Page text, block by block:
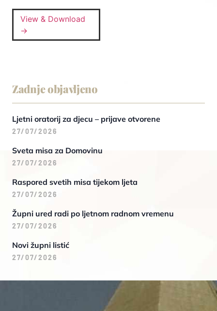
View & Download
→
Zadnje objavljeno
Ljetni oratorij za djecu – prijave otvorene
27/07/2026
Sveta misa za Domovinu
27/07/2026
Raspored svetih misa tijekom ljeta
27/07/2026
Župni ured radi po ljetnom radnom vremenu
27/07/2026
Novi župni listić
27/07/2026